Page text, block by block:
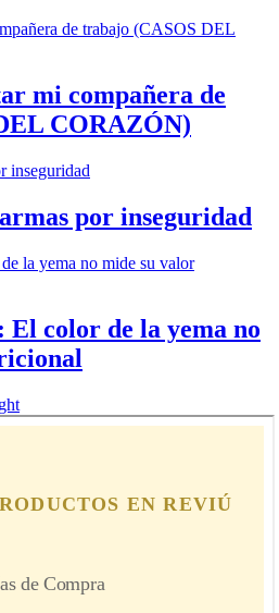
mi compañera de
CORAZÓN)
por inseguridad
color de la yema no